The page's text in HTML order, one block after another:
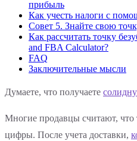
прибыль
Как учесть налоги с
Совет 5. Знайте свою
Как рассчитать точку
and FBA Calculator?
FAQ
Заключительные мысли
Думаете, что получаете
Многие продавцы считают, что
цифры. После учета доставки,